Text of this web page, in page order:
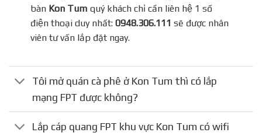
bànKon Tumquý khách chỉ cần liên hệ 1 số
điện thoại duy nhất:0948.306.111 sẽ được nhân
viên tư vấn lắp đặt ngay.
Tôi mở quán cà phê ở Kon Tum thì có lắp
mạng FPT được không?
Lắp cáp quang FPT khu vực Kon Tum có wifi